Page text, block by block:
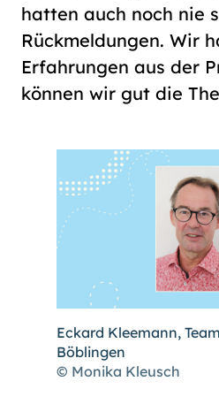
hatten auch noch nie
Rückmeldungen. Wir
Erfahrungen aus der
können wir gut die
Eckard Kleemann,
Böblingen
© Monika Kleusch